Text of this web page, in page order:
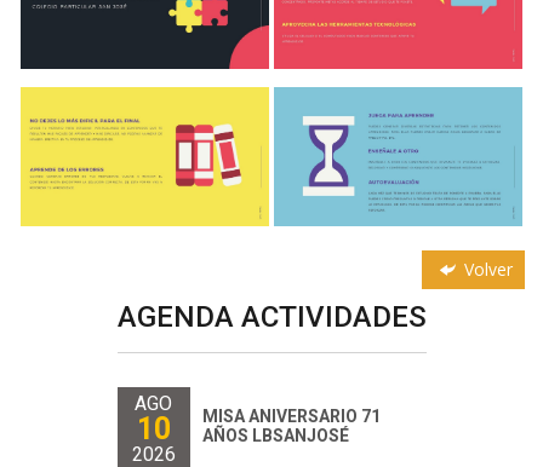
Volver
AGENDA ACTIVIDADES
AGO
10
2026
MISA ANIVERSARIO 71
AÑOS LBSANJOSÉ